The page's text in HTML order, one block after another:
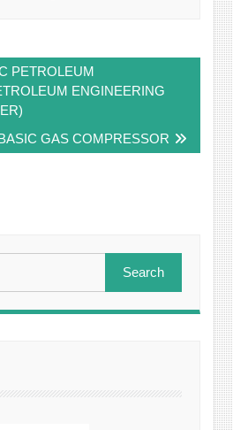
PETROLEUM
ENGINEERING
GAS COMPRESSOR